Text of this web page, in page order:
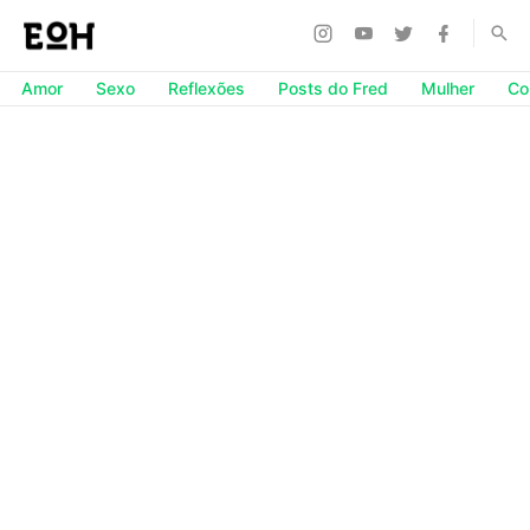
Amor Sexo Reflexões Posts do Fred Mulher